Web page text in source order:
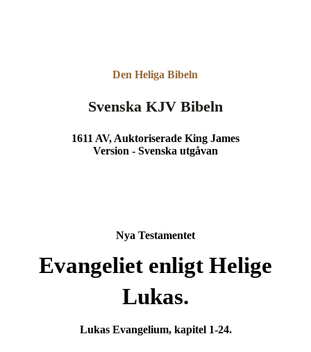
Den Heliga Bibeln
Svenska KJV Bibeln
1611 AV, Auktoriserade King James
Version - Svenska utgåvan
Nya Testamentet
Evangeliet enligt Helige
Lukas.
Lukas Evangelium, kapitel 1-24.